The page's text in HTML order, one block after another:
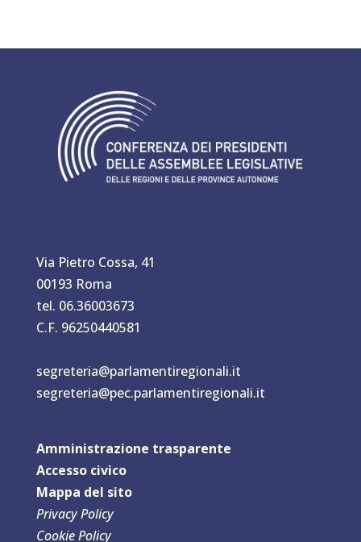
Via Pietro Cossa, 41
00193 Roma
tel. 06.36003673
C.F. 96250440581
segreteria@parlamentiregionali.it
segreteria@pec.parlamentiregionali.it
Amministrazione trasparente
Accesso civico
Mappa del sito
Privacy Policy
Cookie Policy